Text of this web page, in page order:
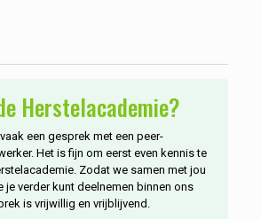
Herstelacademie?
een gesprek met een peer-
Het is fijn om eerst even kennis te
Zodat we samen met jou
je verder kunt deelnemen binnen ons
is vrijwillig en vrijblijvend.